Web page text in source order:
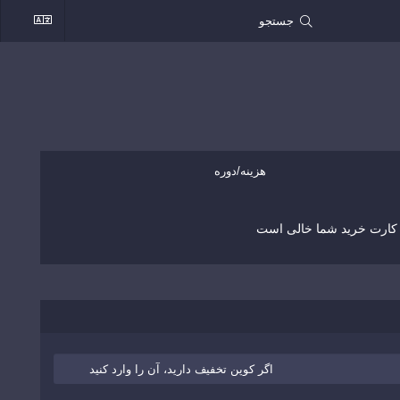
هزینه/دوره
کارت خرید شما خالی است